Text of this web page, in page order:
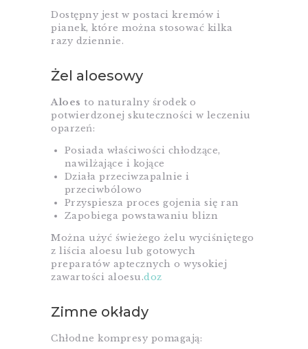
Dostępny jest w postaci kremów i
pianek, które można stosować kilka
razy dziennie.
Żel aloesowy
Aloes to naturalny środek o
potwierdzonej skuteczności w leczeniu
oparzeń:
Posiada właściwości chłodzące,
nawilżające i kojące
Działa przeciwzapalnie i
przeciwbólowo
Przyspiesza proces gojenia się ran
Zapobiega powstawaniu blizn
Można użyć świeżego żelu wyciśniętego
z liścia aloesu lub gotowych
preparatów aptecznych o wysokiej
zawartości aloesu.doz
Zimne okłady
Chłodne kompresy pomagają: